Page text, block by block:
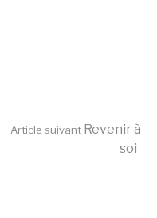
Article suivant Revenir à
soi